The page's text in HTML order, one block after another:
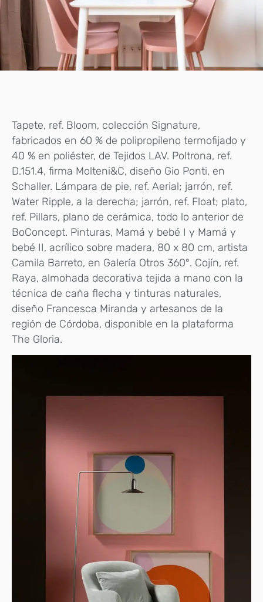
Tapete, ref. Bloom, colección Signature,
fabricados en 60 % de polipropileno termofijado y
40 % en poliéster, de Tejidos LAV. Poltrona, ref.
D.151.4, firma Molteni&C, diseño Gio Ponti, en
Schaller. Lámpara de pie, ref. Aerial; jarrón, ref.
Water Ripple, a la derecha; jarrón, ref. Float; plato,
ref. Pillars, plano de cerámica, todo lo anterior de
BoConcept. Pinturas, Mamá y bebé I y Mamá y
bebé II, acrílico sobre madera, 80 x 80 cm, artista
Camila Barreto, en Galería Otros 360º. Cojín, ref.
Raya, almohada decorativa tejida a mano con la
técnica de caña flecha y tinturas naturales,
diseño Francesca Miranda y artesanos de la
región de Córdoba, disponible en la plataforma
The Gloria.